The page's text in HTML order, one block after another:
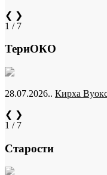
❮ ❯
1 / 7
ТериОКО
28.07.2026.. Кирха
❮ ❯
1 / 7
Старости